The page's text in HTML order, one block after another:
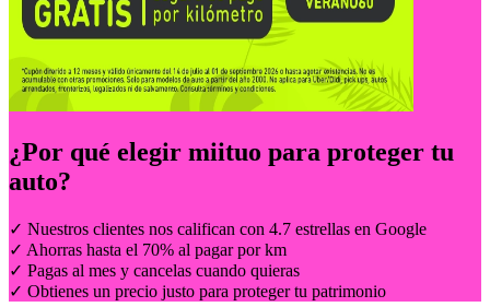
¿Por qué elegir miituo para proteger tu
auto?
✓ Nuestros clientes nos califican con 4.7 estrellas en Google
✓ Ahorras hasta el 70% al pagar por km
✓ Pagas al mes y cancelas cuando quieras
✓ Obtienes un precio justo para proteger tu patrimonio